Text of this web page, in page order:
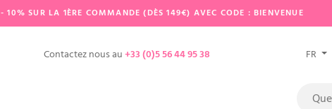
- 10% SUR LA 1ÈRE COMMANDE (DÈS 149€) AVEC CODE : BIENVENUE
Contactez nous au+33 (0)5 56 44 95 38 FR